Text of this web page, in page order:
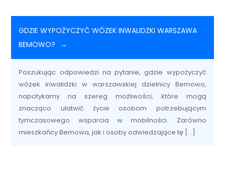
GDZIE WYPOŻYCZYĆ WÓZEK INWALIDZKI WARSZAWA
BEMOWO?
Poszukując odpowiedzi na pytanie, gdzie wypożyczyć
wózek inwalidzki w warszawskiej dzielnicy Bemowo,
napotykamy na szereg możliwości, które mogą
znacząco ułatwić życie osobom potrzebującym
tymczasowego wsparcia w mobilności. Zarówno
mieszkańcy Bemowa, jak i osoby odwiedzające tę […]